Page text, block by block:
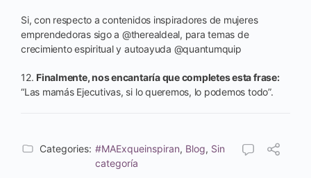
Si, con respecto a contenidos inspiradores de mujeres
emprendedoras sigo a @therealdeal, para temas de
crecimiento espiritual y autoayuda @quantumquip
12.Finalmente, nos encantaría que completes esta frase:
“Las mamás Ejecutivas, si lo queremos, lo podemos todo”.
Categories: #MAExqueinspiran, Blog, Sin
categoría